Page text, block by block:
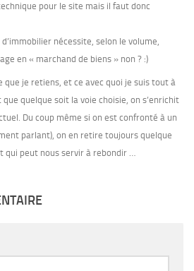
pour le site mais il faut donc
nécessite, selon le volume,
en « marchand de biens » non ? :)
que je retiens, et ce avec quoi je suis tout à
que quelque soit la voie choisie, on s’enrichit
Du coup même si on est confronté à un
parlant), on en retire toujours quelque
qui peut nous servir à rebondir …